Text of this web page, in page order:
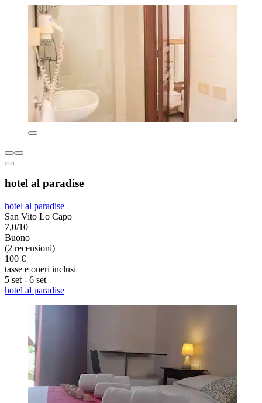
hotel al paradise
hotel al paradise
San Vito Lo Capo
7,0/10
Buono
(2 recensioni)
100 €
tasse e oneri inclusi
5 set - 6 set
hotel al paradise